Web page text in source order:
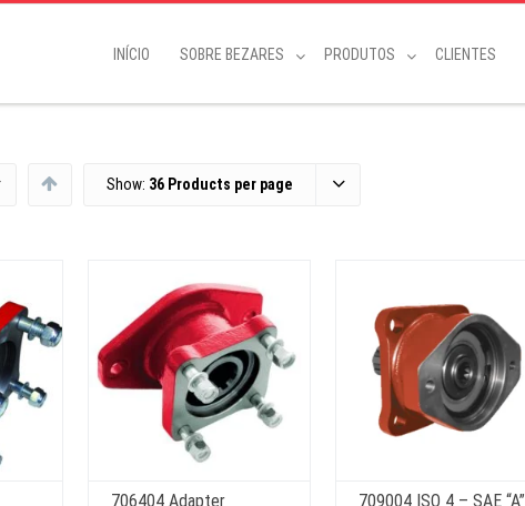
INÍCIO SOBRE BEZARES PRODUTOS CLIENTES
Show: 36 Products per page
706404 Adapter
709004 ISO 4 – SAE “A”